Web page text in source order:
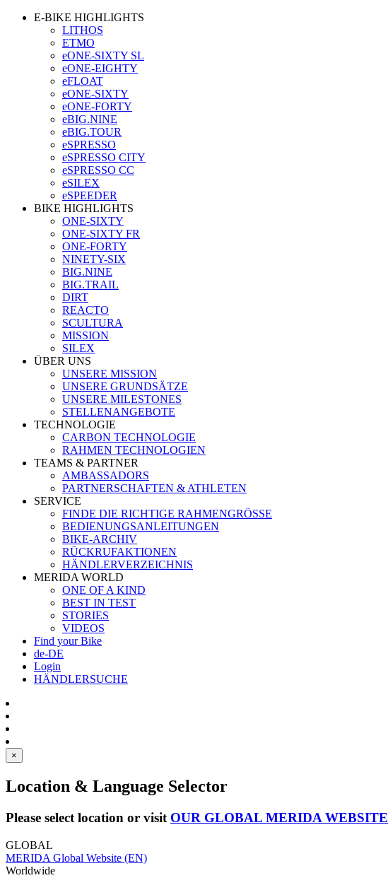
E-BIKE HIGHLIGHTS
LITHOS
ETMO
eONE-SIXTY SL
eONE-EIGHTY
eFLOAT
eONE-SIXTY
eONE-FORTY
eBIG.NINE
eBIG.TOUR
eSPRESSO
eSPRESSO CITY
eSPRESSO CC
eSILEX
eSPEEDER
BIKE HIGHLIGHTS
ONE-SIXTY
ONE-SIXTY FR
ONE-FORTY
NINETY-SIX
BIG.NINE
BIG.TRAIL
DIRT
REACTO
SCULTURA
MISSION
SILEX
ÜBER UNS
UNSERE MISSION
UNSERE GRUNDSÄTZE
UNSERE MILESTONES
STELLENANGEBOTE
TECHNOLOGIE
CARBON TECHNOLOGIE
RAHMEN TECHNOLOGIEN
TEAMS & PARTNER
AMBASSADORS
PARTNERSCHAFTEN & ATHLETEN
SERVICE
FINDE DIE RICHTIGE RAHMENGRÖSSE
BEDIENUNGSANLEITUNGEN
BIKE-ARCHIV
RÜCKRUFAKTIONEN
HÄNDLERVERZEICHNIS
MERIDA WORLD
ONE OF A KIND
BEST IN TEST
STORIES
VIDEOS
Find your Bike
de-DE
Login
HÄNDLERSUCHE
×
Location & Language Selector
Please select location or visit OUR GLOBAL MERIDA WEBSITE
GLOBAL
MERIDA Global Website (EN)
Worldwide